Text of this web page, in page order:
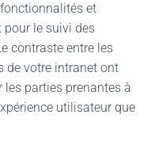
et
pour le suivi des
contraste entre les
de votre intranet ont
les parties prenantes à
utilisateur que